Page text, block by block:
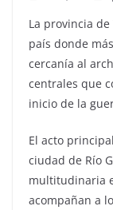
La provincia
país donde
cercanía al
centrales que
inicio de la
El acto
ciudad de Río
multitudinaria
acompañan a